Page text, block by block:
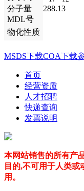
分子量
288.13
MDL号
物化性质
MSDS下载COA下载
首页
经营资质
人才招聘
快递查询
发票说明
本网站销售的所有产
目的,不可用于人类
用。